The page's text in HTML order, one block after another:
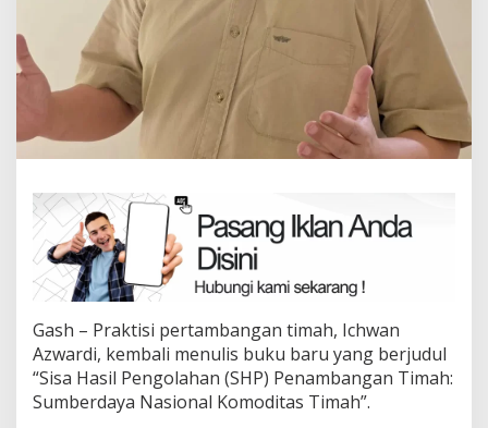
Gash – Praktisi pertambangan timah, Ichwan
Azwardi, kembali menulis buku baru yang berjudul
“Sisa Hasil Pengolahan (SHP) Penambangan Timah:
Sumberdaya Nasional Komoditas Timah”.